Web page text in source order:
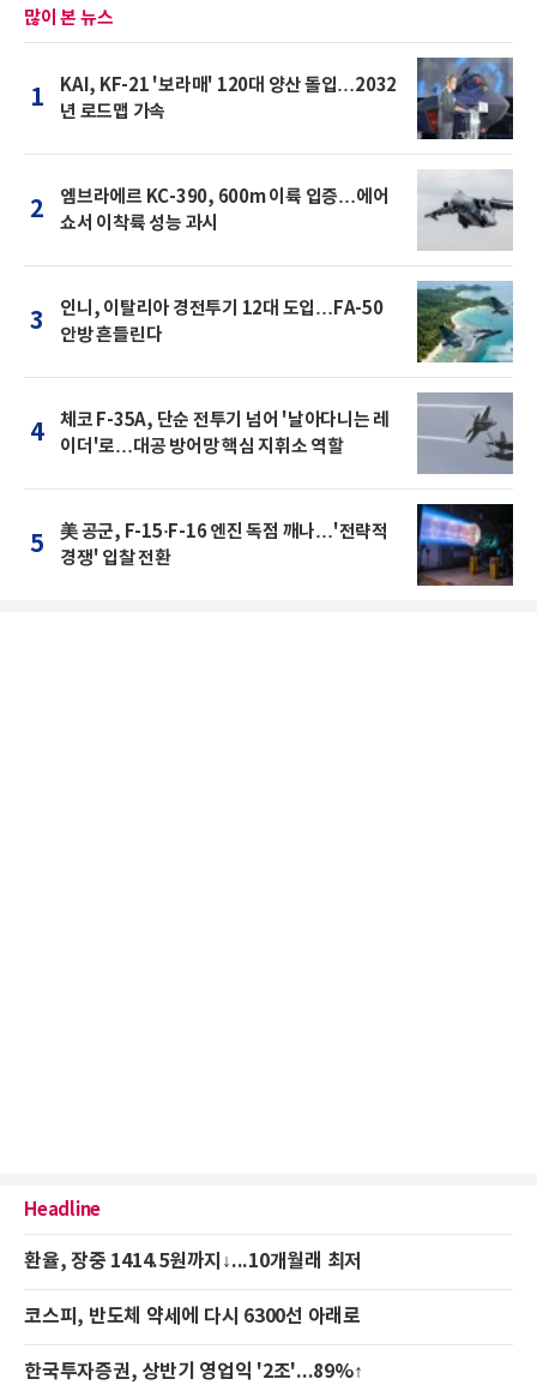
많이 본 뉴스
1
KAI, KF-21 '보라매' 120대 양산 돌입…2032
년 로드맵 가속
2
엠브라에르 KC-390, 600m 이륙 입증…에어
쇼서 이착륙 성능 과시
3
인니, 이탈리아 경전투기 12대 도입…FA-50
안방 흔들린다
4
체코 F-35A, 단순 전투기 넘어 '날아다니는 레
이더'로…대공 방어망 핵심 지휘소 역할
5
美 공군, F-15·F-16 엔진 독점 깨나…'전략적
경쟁' 입찰 전환
Headline
환율, 장중 1414.5원까지↓...10개월래 최저
코스피, 반도체 약세에 다시 6300선 아래로
한국투자증권, 상반기 영업익 '2조'...89%↑